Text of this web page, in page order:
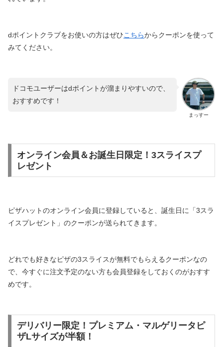
dポイントクラブをお使いの方はぜひこちらからクーポンを使って
みてください。
まっすー
ドコモユーザーはdポイントが溜まりやすいので、
おすすめです！
オンライン会員＆お誕生日限定！3スライスプ
レゼント
ピザハットのオンライン会員に登録していると、誕生日に「3スラ
イスプレゼント」のクーポンが送られてきます。
どれでも好きなピザの3スライスが無料でもらえるクーポンなの
で、今すぐに注文予定のない方も会員登録をしておくのがおすす
めです。
デリバリー限定！プレミアム・マルゲリータピ
ザLサイズが半額！